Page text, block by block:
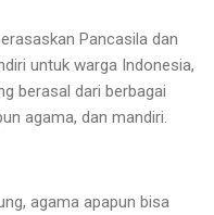
Pancasila dan
untuk warga Indonesia,
berasal dari berbagai
agama, dan mandiri.
agama apapun bisa